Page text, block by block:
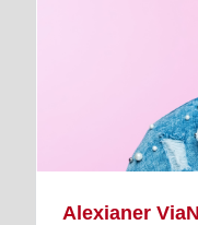
Alexianer